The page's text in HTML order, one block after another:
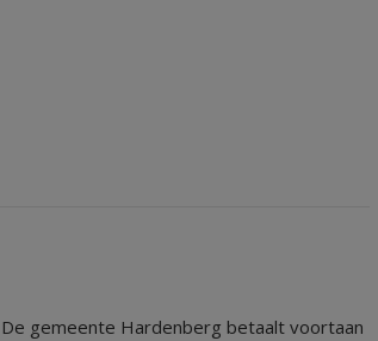
De gemeente Hardenberg betaalt voortaan